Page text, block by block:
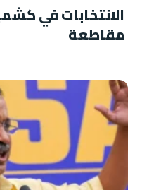
الانتخابات في
مقاطعة